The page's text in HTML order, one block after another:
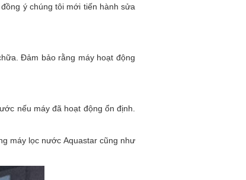
ý chúng tôi mới tiến hành sửa
Đảm bảo rằng máy hoạt động
nếu máy đã hoạt động ổn định.
máy lọc nước Aquastar cũng như